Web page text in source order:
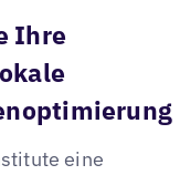
Ihre
eine